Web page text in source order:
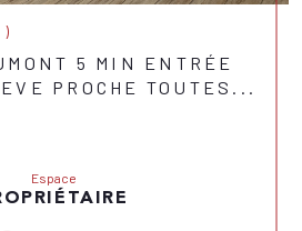
5 MIN ENTRÉE
PROCHE TOUTES...
Espace